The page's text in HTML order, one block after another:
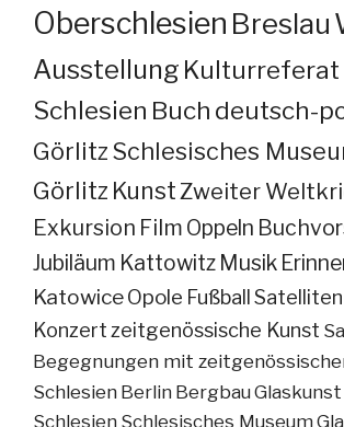
Oberschlesien Breslau
Ausstellung
Schlesien Buch deutsch-
GörlitzSchlesisches
Görlitz KunstZweiter
Exkursion Film Oppeln
Jubiläum Kattowitz Musik
KatowiceOpole FußballSatelliten
Konzertzeitgenössische Kunst
Begegnungen mit
Schlesien Berlin BergbauGlaskunst
Schlesien Schlesisches Museum